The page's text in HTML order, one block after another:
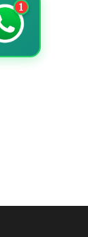
1